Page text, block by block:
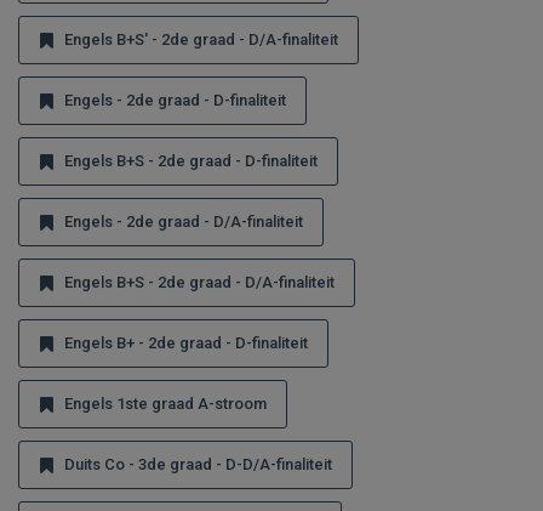
Engels B+S' - 2de graad - D/A-finaliteit
Engels - 2de graad - D-finaliteit
Engels B+S - 2de graad - D-finaliteit
Engels - 2de graad - D/A-finaliteit
Engels B+S - 2de graad - D/A-finaliteit
Engels B+ - 2de graad - D-finaliteit
Engels 1ste graad A-stroom
Duits Co - 3de graad - D-D/A-finaliteit